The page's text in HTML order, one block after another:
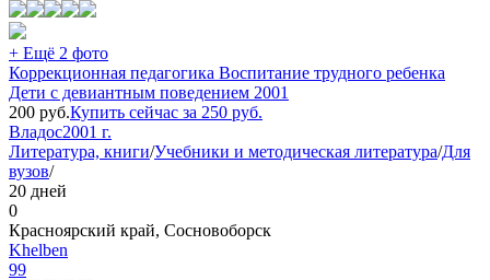
+ Ещё 2 фото
Коррекционная педагогика Воспитание трудного ребенка
Дети с девиантным поведением 2001
200 руб.Купить сейчас за 250 руб.
Владос2001 г.
Литература, книги/Учебники и методическая литература/Для
вузов/
20 дней
0
Красноярский край, Сосновоборск
Khelben
99